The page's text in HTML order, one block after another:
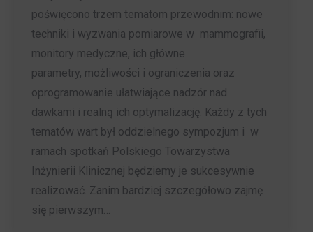
poświęcono trzem tematom przewodnim: nowe
techniki i wyzwania pomiarowe w mammografii,
monitory medyczne, ich główne
parametry, możliwości i ograniczenia oraz
oprogramowanie ułatwiające nadzór nad
dawkami i realną ich optymalizację. Każdy z tych
tematów wart był oddzielnego sympozjum i w
ramach spotkań Polskiego Towarzystwa
Inżynierii Klinicznej będziemy je sukcesywnie
realizować. Zanim bardziej szczegółowo zajmę
się pierwszym…